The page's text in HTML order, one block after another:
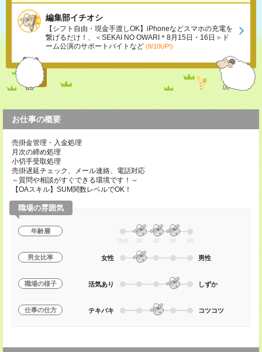
編集部イチオシ
【シフト自由・現金手渡しOK】iPhoneなどスマホの充電を
繋げるだけ！、＜SEKAI NO OWARI＊8月15日・16日＞ド
ーム公演のサポートバイトなど (8/10UP!)
お仕事の概要
売掛金管理・入金処理
月次の締め処理
小切手受取処理
売掛遅延チェック、メール連絡、電話対応
～質問や相談がすぐできる環境です！～
【OAスキル】SUM関数レベルでOK！
職場の雰囲気
年齢層
20代 30 40 50 60
男女比率 女性 男性
職場の様子 活気あり しずか
仕事の仕方 テキパキ コツコツ